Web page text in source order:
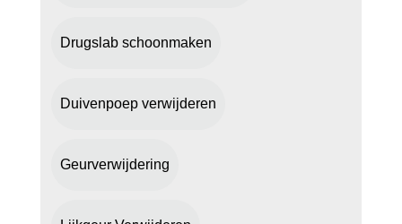
Drugslab schoonmaken
Duivenpoep verwijderen
Geurverwijdering